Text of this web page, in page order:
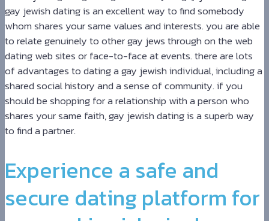
gay jewish dating is an excellent way to find somebody
whom shares your same values and interests. you are able
to relate genuinely to other gay jews through on the web
dating web sites or face-to-face at events. there are lots
of advantages to dating a gay jewish individual, including a
shared social history and a sense of community. if you
should be shopping for a relationship with a person who
shares your same faith, gay jewish dating is a superb way
to find a partner.
Experience a safe and
secure dating platform for